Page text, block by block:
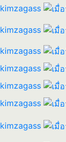
kimzagass
kimzagass
kimzagass
kimzagass
kimzagass
kimzagass
kimzagass